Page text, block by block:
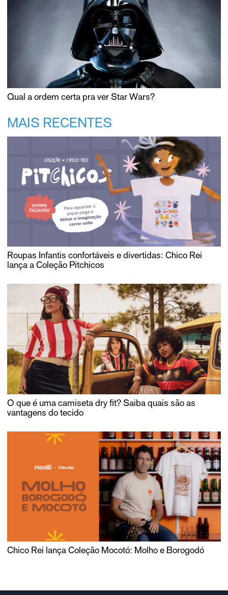
Qual a ordem certa pra ver Star Wars?
MAIS RECENTES
Roupas Infantis confortáveis e divertidas: Chico Rei
lança a Coleção Pitchicos
O que é uma camiseta dry fit? Saiba quais são as
vantagens do tecido
Chico Rei lança Coleção Mocotó: Molho e Borogodó